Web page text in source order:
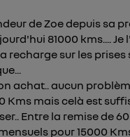
de Zoe depuis sa
81000 kms....
recharge sur les
achat.. aucun
Kms mais celà est
Entre la remise de
pour 15000